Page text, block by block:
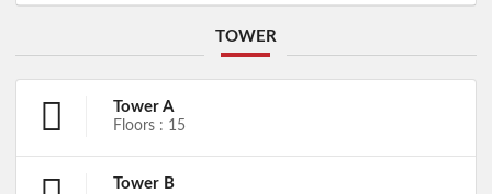
TOWER
Tower A
Floors : 15
Tower B